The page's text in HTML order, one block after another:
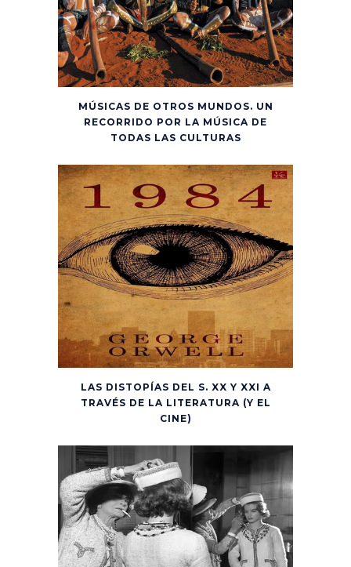
MÚSICAS DE OTROS MUNDOS. UN
RECORRIDO POR LA MÚSICA DE
TODAS LAS CULTURAS
LAS DISTOPÍAS DEL S. XX Y XXI A
TRAVÉS DE LA LITERATURA (Y EL
CINE)